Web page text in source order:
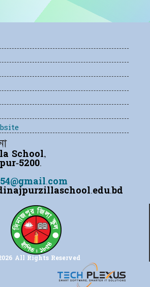
All Rights Reserved
School,
5200.